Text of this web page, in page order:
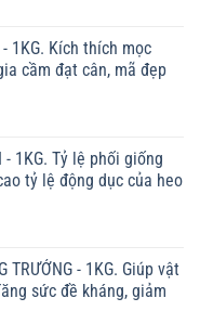
- 1KG. Kích thích mọc
cầm đạt cân, mã đẹp
- 1KG. Tỷ lệ phối giống
tỷ lệ động dục của heo
TRƯỞNG - 1KG. Giúp vật
sức đề kháng, giảm